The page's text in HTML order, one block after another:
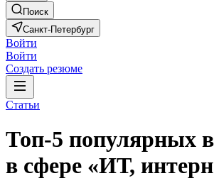
Поиск
Санкт-Петербург
Войти
Войти
Создать резюме
Статьи
Топ-5 популярных
в сфере «ИТ,